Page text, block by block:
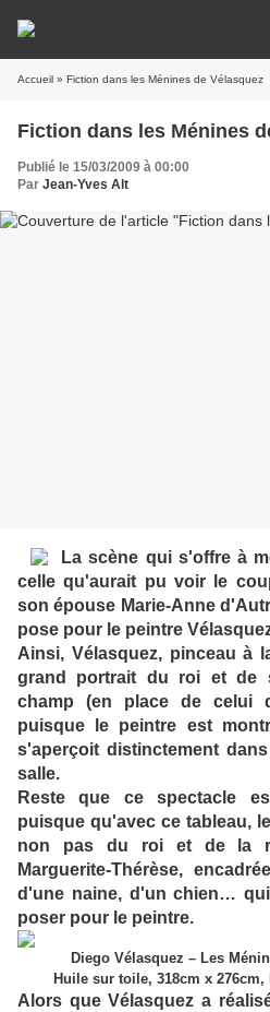
Accueil » Fiction dans les Ménines de Vélasquez
Fiction dans les Ménines
Publié le 15/03/2009 à 00:00
Par Jean-Yves Alt
La scène qui s'offre à
celle qu'aurait pu voir le
son épouse Marie-Anne
pose pour le peintre
Ainsi, Vélasquez, pinceau à
grand portrait du roi et de
champ (en place de celui
puisque le peintre est
s'aperçoit distinctement
salle.
Reste que ce spectacle
puisque qu'avec ce tableau,
non pas du roi et de la
Marguerite-Thérèse,
d'une naine, d'un chien…
poser pour le peintre.
Diego Vélasquez – Les
Huile sur toile, 318cm x
Alors que Vélasquez a